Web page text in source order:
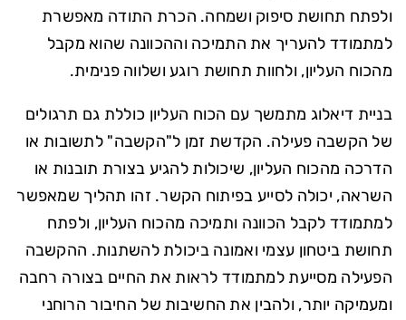
ולפתח תחושת סיפוק ושמחה. הכרת התודה מאפשרת
למתמודד להעריך את התמיכה וההכוונה שהוא מקבל
מהכוח העליון, ולחוות תחושת רוגע ושלווה פנימית.
בניית דיאלוג מתמשך עם הכוח העליון כוללת גם תרגולים
של הקשבה פעילה. הקדשת זמן ל"הקשבה" לתשובות או
הדרכה מהכוח העליון, שיכולות להגיע בצורת תובנות או
השראה, יכולה לסייע בפיתוח הקשר. זהו תהליך שמאפשר
למתמודד לקבל הכוונה ותמיכה מהכוח העליון, ולפתח
תחושת ביטחון עצמי ואמונה ביכולת להשתנות. ההקשבה
הפעילה מסייעת למתמודד לראות את החיים בצורה רחבה
ומעמיקה יותר, ולהבין את החשיבות של החיבור הרוחני